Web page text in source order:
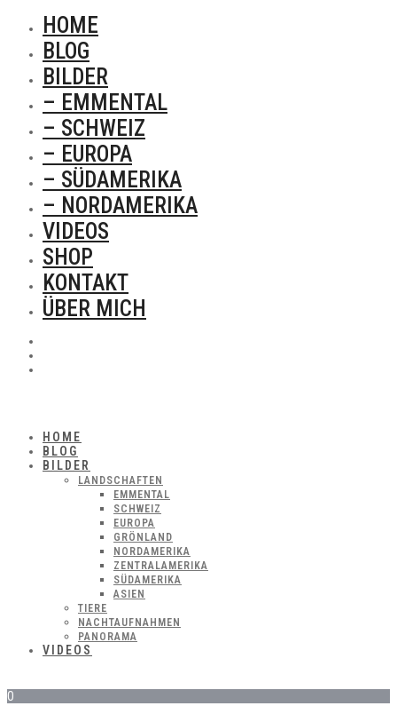
HOME
BLOG
BILDER
– EMMENTAL
– SCHWEIZ
– EUROPA
– SÜDAMERIKA
– NORDAMERIKA
VIDEOS
SHOP
KONTAKT
ÜBER MICH
HOME
BLOG
BILDER
LANDSCHAFTEN
EMMENTAL
SCHWEIZ
EUROPA
GRÖNLAND
NORDAMERIKA
ZENTRALAMERIKA
SÜDAMERIKA
ASIEN
TIERE
NACHTAUFNAHMEN
PANORAMA
VIDEOS
0